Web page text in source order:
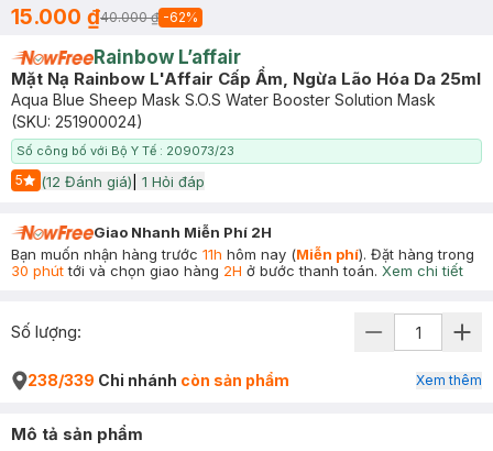
15.000 ₫40.000 ₫ -62%
Rainbow L’affair
Mặt Nạ Rainbow L'Affair Cấp Ẩm, Ngừa Lão Hóa Da 25ml
Aqua Blue Sheep Mask S.O.S Water Booster Solution Mask
(SKU: 251900024)
Số công bố với Bộ Y Tế : 209073/23
5
Start Icon
(12 Đánh giá) 1 Hỏi đáp
Giao Nhanh Miễn Phí 2H
Bạn muốn nhận hàng trước 11h hôm nay (Miễn phí). Đặt hàng trong
30 phúttới và chọn giao hàng 2H ở bước thanh toán. Xem chi tiết
Số lượng:
238/339 Chi nhánh còn sản phẩm Xem thêm
Mô tả sản phẩm